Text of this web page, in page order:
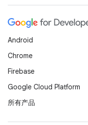
Android
Chrome
Firebase
Google Cloud Platform
所有产品